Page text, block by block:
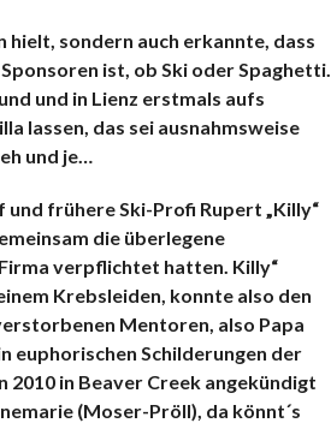
hielt, sondern auch erkannte, dass
ist, ob Ski oder Spaghetti.
und in Lienz erstmals aufs
lassen, das sei ausnahmsweise
und je…
frühere Ski-Profi Rupert „Killy“
die überlegene
verpflichtet hatten. Killy“
Krebsleiden, konnte also den
Mentoren, also Papa
euphorischen Schilderungen der
2010 in Beaver Creek angekündigt
(Moser-Pröll), da könnt´s